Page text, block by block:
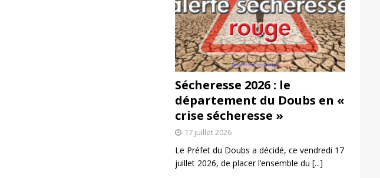
Sécheresse 2026 : le
département du Doubs en «
crise sécheresse »
17 juillet 2026
Le Préfet du Doubs a décidé, ce vendredi 17
juillet 2026, de placer l’ensemble du [...]